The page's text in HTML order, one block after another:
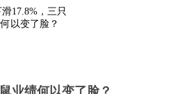
业绩何以变了脸？